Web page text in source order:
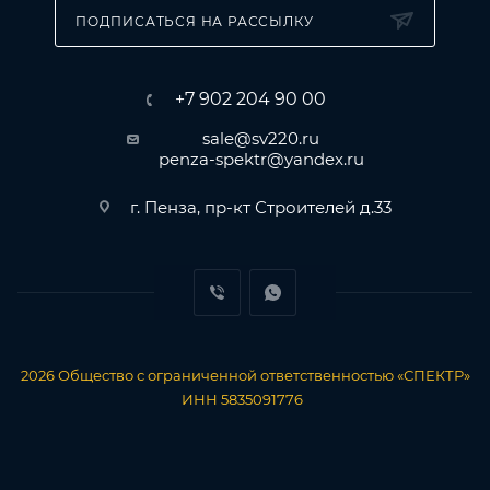
ПОДПИСАТЬСЯ НА РАССЫЛКУ
+7 902 204 90 00
sale@sv220.ru
penza-spektr@yandex.ru
г. Пенза, пр-кт Строителей д.33
2026 Общество с ограниченной ответственностью «СПЕКТР»
ИНН 5835091776